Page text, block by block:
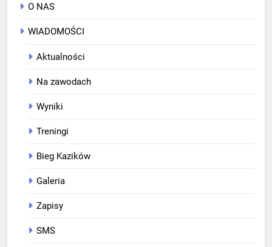
O NAS
WIADOMOŚCI
Aktualności
Na zawodach
Wyniki
Treningi
Bieg Kazików
Galeria
Zapisy
SMS